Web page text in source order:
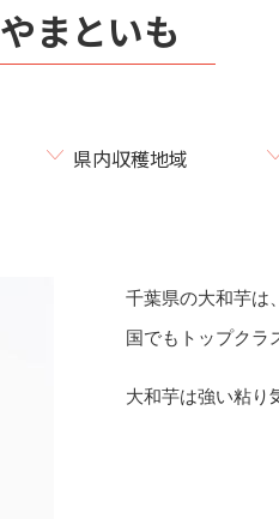
やまといも
県内収穫地域
千葉県の大和芋は、
国でもトップクラ
大和芋は強い粘り